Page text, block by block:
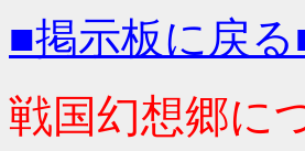
■掲示板に戻る
戦国幻想郷に